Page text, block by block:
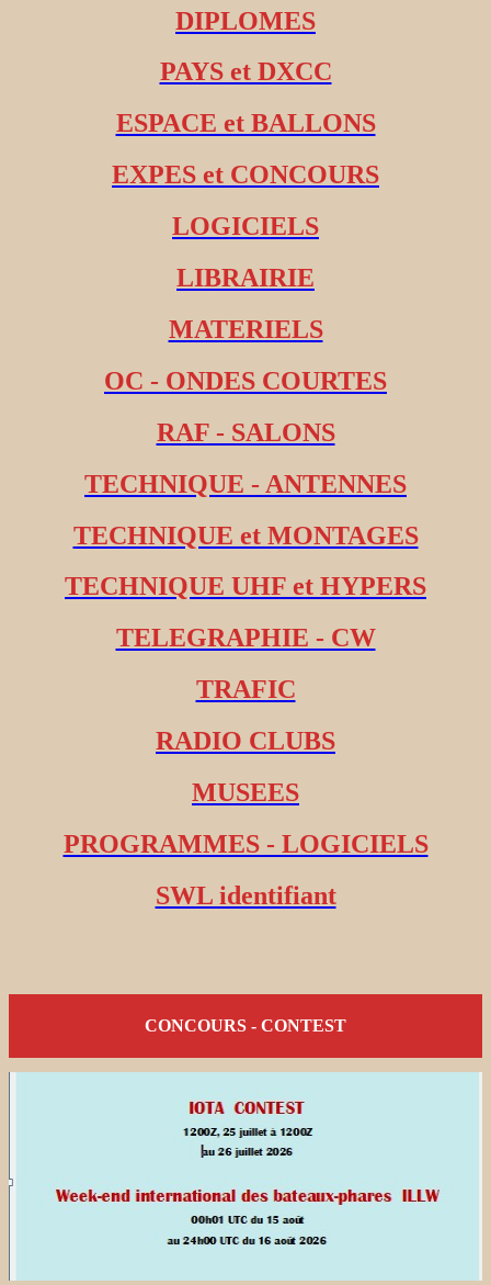
DIPLOMES
PAYS et DXCC
ESPACE et BALLONS
EXPES et CONCOURS
LOGICIELS
LIBRAIRIE
MATERIELS
OC - ONDES COURTES
RAF - SALONS
TECHNIQUE - ANTENNES
TECHNIQUE et MONTAGES
TECHNIQUE UHF et HYPERS
TELEGRAPHIE - CW
TRAFIC
RADIO CLUBS
MUSEES
PROGRAMMES - LOGICIELS
SWL identifiant
CONCOURS - CONTEST